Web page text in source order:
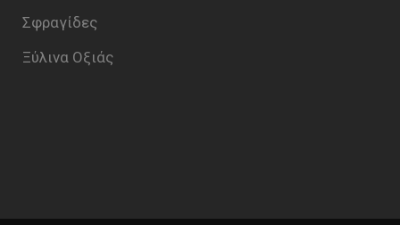
Σφραγίδες
Ξύλινα Οξιάς